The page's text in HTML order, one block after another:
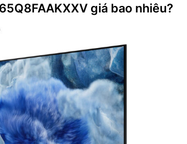
giá bao nhiêu?